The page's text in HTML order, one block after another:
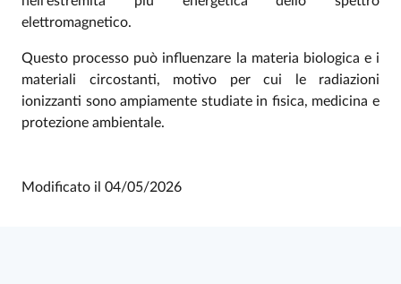
elettromagnetico.
Questo processo può influenzare la materia biologica e i
materiali circostanti, motivo per cui le radiazioni
ionizzanti sono ampiamente studiate in fisica, medicina e
protezione ambientale.
Modificato il 04/05/2026